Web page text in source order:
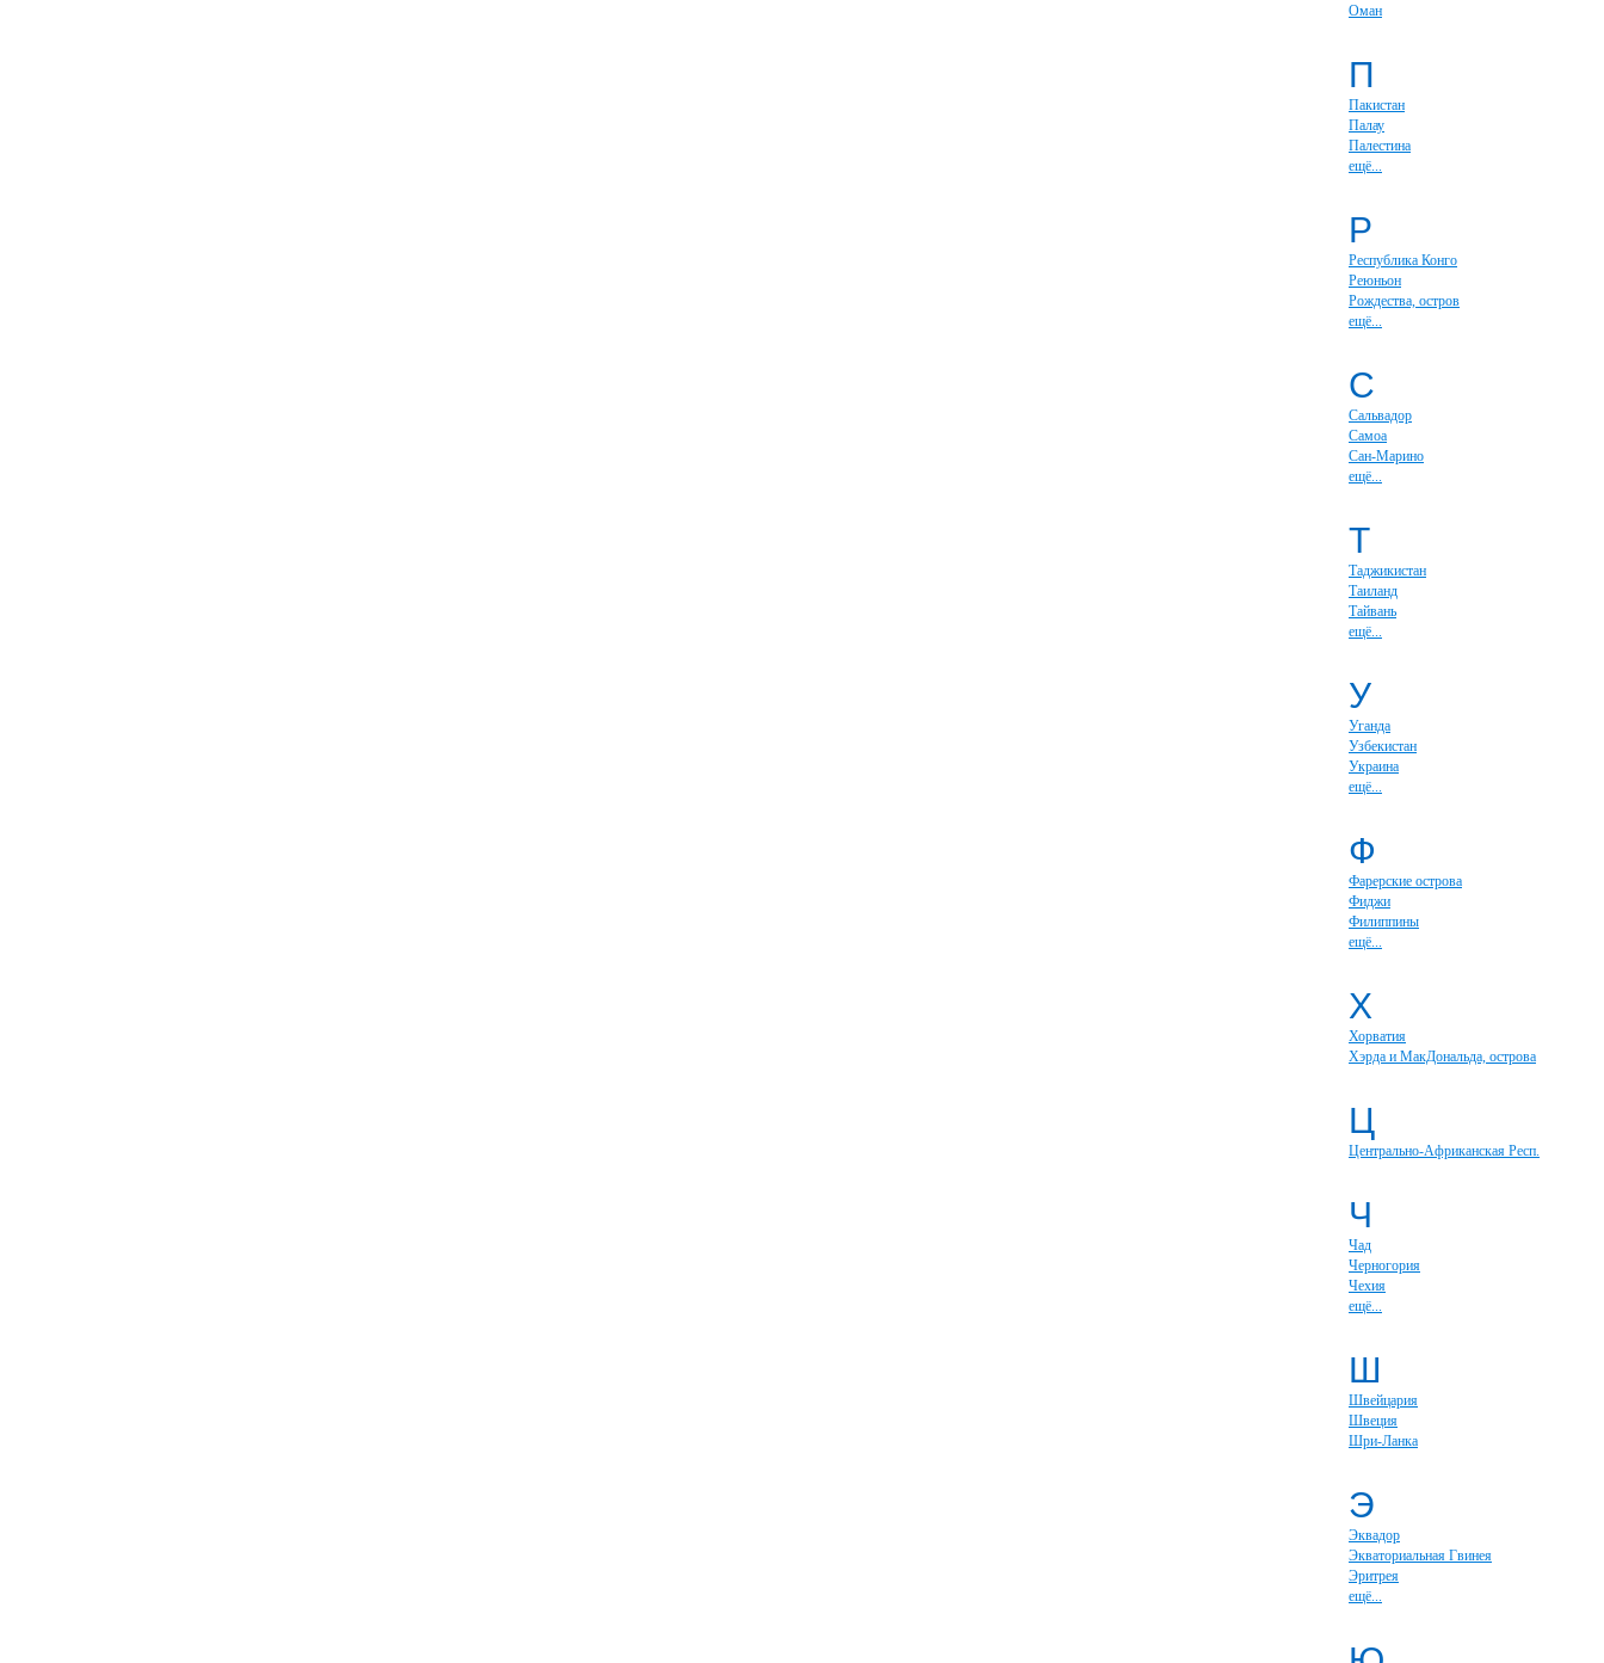
Оман
П
Пакистан
Палау
Палестина
ещё...
Р
Республика Конго
Реюньон
Рождества, остров
ещё...
С
Сальвадор
Самоа
Сан-Марино
ещё...
Т
Таджикистан
Таиланд
Тайвань
ещё...
У
Уганда
Узбекистан
Украина
ещё...
Ф
Фарерские острова
Фиджи
Филиппины
ещё...
Х
Хорватия
Хэрда и МакДональда, острова
Ц
Центрально-Африканская Респ.
Ч
Чад
Черногория
Чехия
ещё...
Ш
Швейцария
Швеция
Шри-Ланка
Э
Эквадор
Экваториальная Гвинея
Эритрея
ещё...